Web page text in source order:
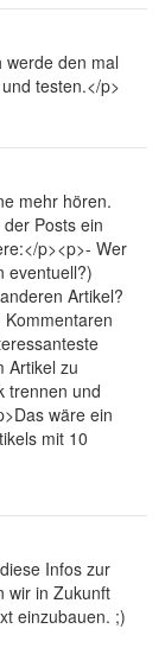
werde den mal
testen.</p>
mehr hören.
Posts ein
p><p>- Wer
eventuell?)
Artikel?
Artikel zu
trennen und
wäre ein
mit 10
Infos zur
wir in Zukunft
einzubauen. ;)